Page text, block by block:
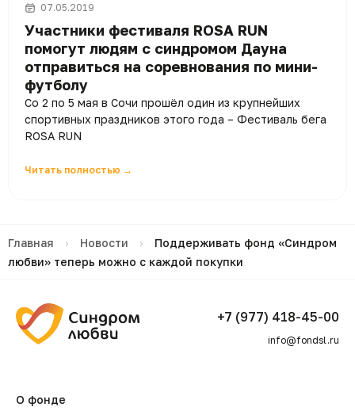
07.05.2019
Участники фестиваля ROSA RUN
помогут людям с синдромом Дауна
отправиться на соревнования по мини-
футболу
Со 2 по 5 мая в Сочи прошёл один из крупнейших
спортивных праздников этого года – Фестиваль бега
ROSA RUN
Читать полностью →
Главная › Новости ›
Поддерживать фонд «Синдром
любви» теперь можно с каждой покупки
+7 (977) 418-45-00
info@fondsl.ru
О фонде